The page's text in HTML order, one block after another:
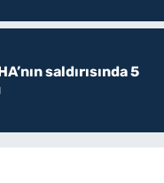
saldırısında 5